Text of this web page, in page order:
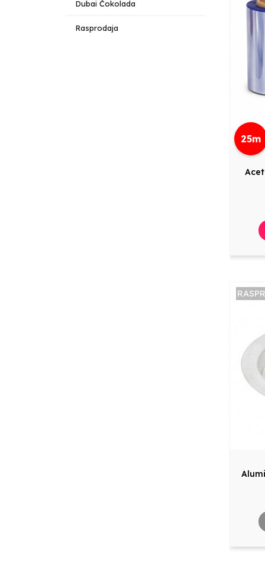
Dubai Čokolada
Rasprodaja
25m